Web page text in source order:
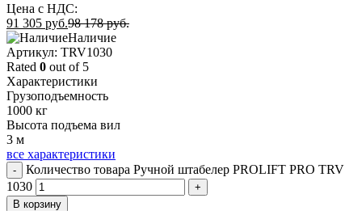
Цена с НДС:
91 305 руб.98 178руб.
Наличие
Aртикул: TRV1030
Rated 0 out of 5
Характеристики
Грузоподъемность
1000 кг
Высота подъема вил
3 м
все характеристики
-
Количество товара Ручной штабелер PROLIFT PRO TRV
1030
+
В корзину